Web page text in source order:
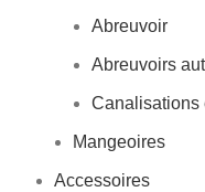
Abreuvoir
Abreuvoirs
Canalisations
Mangeoires
Accessoires